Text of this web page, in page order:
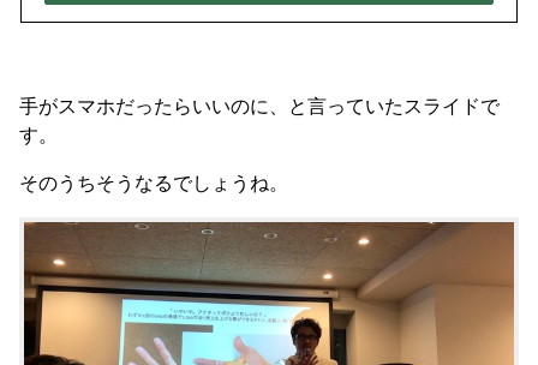
手がスマホだったらいいのに、と言っていたスライドで
す。
そのうちそうなるでしょうね。